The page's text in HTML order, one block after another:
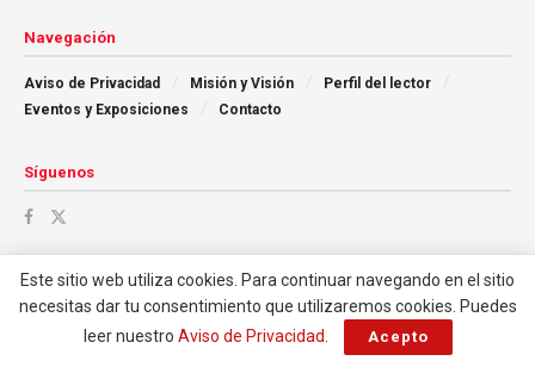
Navegación
Aviso de Privacidad Misión y Visión
Perfil del lector
Eventos y Exposiciones
Contacto
Síguenos
Este sitio web utiliza cookies. Para continuar navegando en el sitio
necesitas dar tu consentimiento que utilizaremos cookies. Puedes
leer nuestro Aviso de Privacidad Acepto